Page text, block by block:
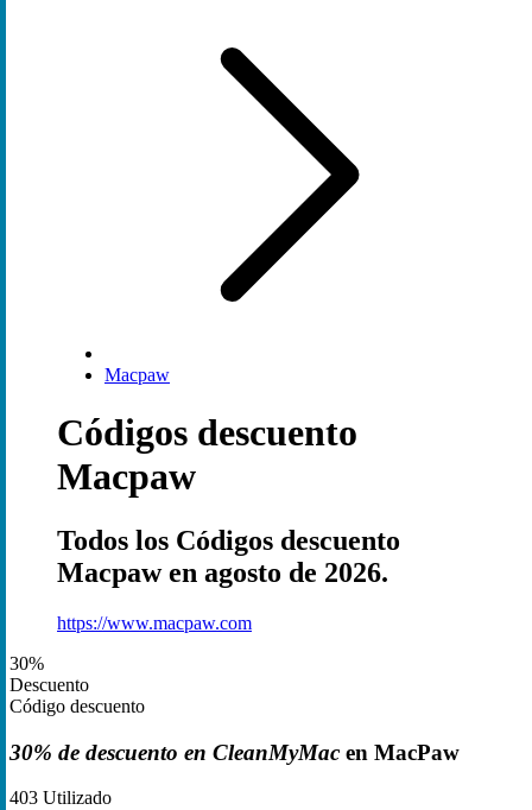
Macpaw
Códigos descuento
Macpaw
Todos los Códigos descuento
Macpaw en agosto de 2026.
https://www.macpaw.com
30%
Descuento
Código descuento
30% de descuento en CleanMyMac en MacPaw
403 Utilizado